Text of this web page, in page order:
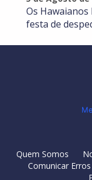
Os Hawaianos
festa de
Quem Somos
Comunicar Erros